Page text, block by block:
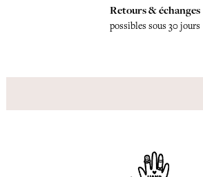
Retours & échanges
possibles sous 30 jours